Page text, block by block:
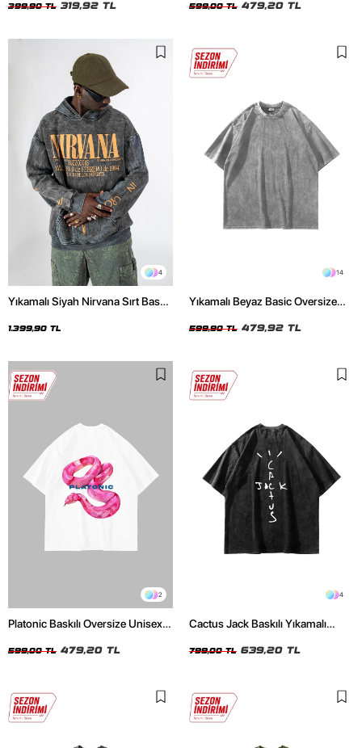
399,90 TL 319,92 TL 599,00 TL 479,20 TL
4
Yıkamalı Siyah Nirvana Sırt Baskılı
1.399,90 TL
14
Yıkamalı Beyaz Basic Oversize
599,90 TL 479,92 TL
2
Platonic Baskılı Oversize Unisex
599,00 TL 479,20 TL
4
Cactus Jack Baskılı Yıkamalı
799,00 TL 639,20 TL